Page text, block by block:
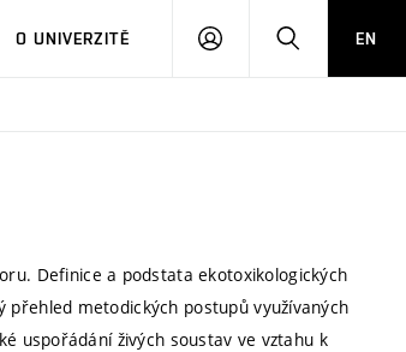
O UNIVERZITĚ
PŘIHLÁSIT HLEDATEN
Definice a podstata ekotoxikologických
přehled metodických postupů využívaných
uspořádání živých soustav ve vztahu k